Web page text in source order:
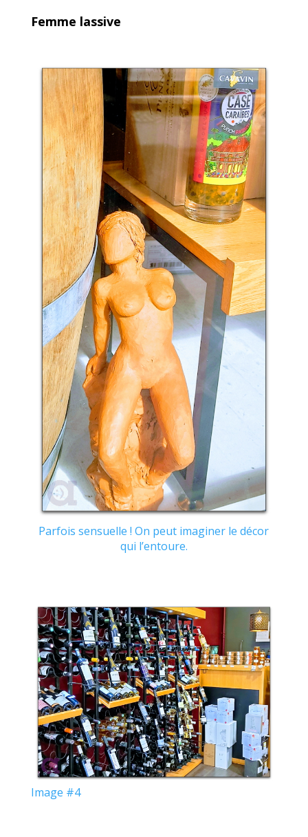
Femme lassive
Parfois sensuelle ! On peut imaginer le décor
qui l’entoure.
Image #4